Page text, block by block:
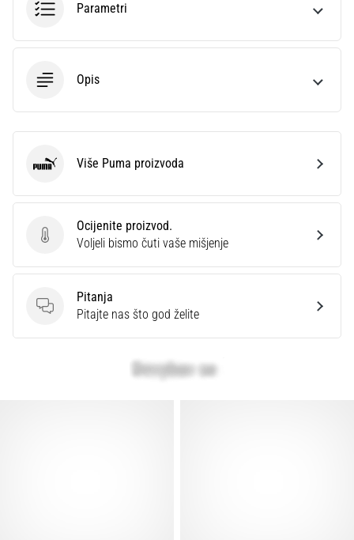
Parametri
Opis
Ocijenite proizvod.
Ocijenite proizvod.
Voljeli bismo čuti vaše mišjenje
Pitanja
Pitanja
Pitajte nas što god želite
Puma Više Puma proizvoda